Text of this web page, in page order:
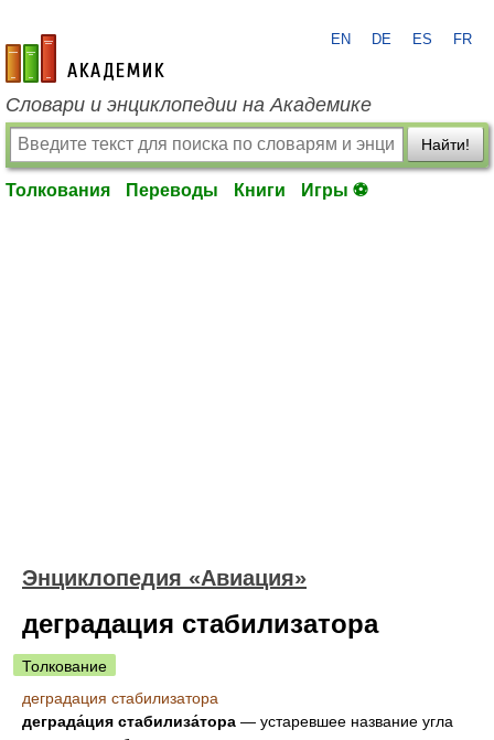
academic.ru
EN DE ES FR
Словари и энциклопедии на Академике
Найти!
Толкования Переводы Книги Игры ⚽
Энциклопедия «Авиация»
деградация стабилизатора
Толкование
деградация стабилизатора
деграда́ция стабилиза́тора — устаревшее название угла